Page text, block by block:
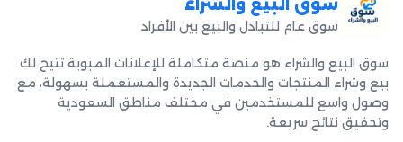
سوق البيع والشراء
سوق عام للتبادل والبيع بين الأفراد
سوق البيع والشراء هو منصة متكاملة للإعلانات المبوبة تتيح لك
بيع وشراء المنتجات والخدمات الجديدة والمستعملة بسهولة، مع
وصول واسع للمستخدمين في مختلف مناطق السعودية
وتحقيق نتائج سريعة.